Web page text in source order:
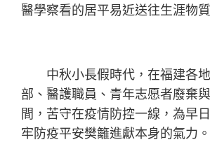
醫學察看的居平易近送往生涯物質
中秋小長假時代，在福建各地
部、醫護職員、青年志愿者廢棄
間，苦守在疫情防控一線，為早
牢防疫平安樊籬進獻本身的氣力。